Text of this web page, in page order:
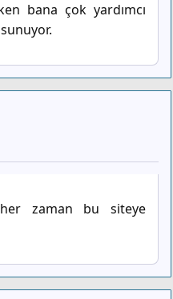
bana çok yardımcı
zaman bu siteye